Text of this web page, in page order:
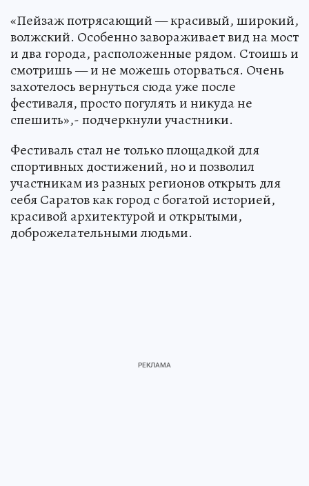
«Пейзаж потрясающий — красивый, широкий,
волжский. Особенно завораживает вид на мост
и два города, расположенные рядом. Стоишь и
смотришь — и не можешь оторваться. Очень
захотелось вернуться сюда уже после
фестиваля, просто погулять и никуда не
спешить»,- подчеркнули участники.
Фестиваль стал не только площадкой для
спортивных достижений, но и позволил
участникам из разных регионов открыть для
себя Саратов как город с богатой историей,
красивой архитектурой и открытыми,
доброжелательными людьми.